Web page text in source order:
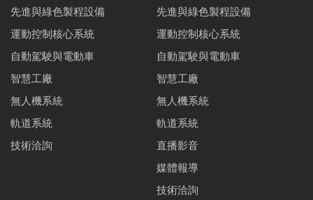
先進與綠色製程設備
運動控制核心系統
自動駕駛與電動車
智慧工廠
無人機系統
軌道系統
技術洽詢
先進與綠色製程設備
運動控制核心系統
自動駕駛與電動車
智慧工廠
無人機系統
軌道系統
直播影音
媒體報導
技術洽詢